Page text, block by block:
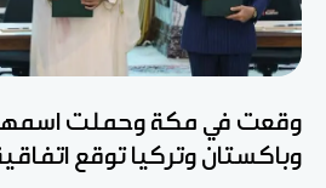
وقعت في مكة وحملت
وباكستان وتركيا توقع